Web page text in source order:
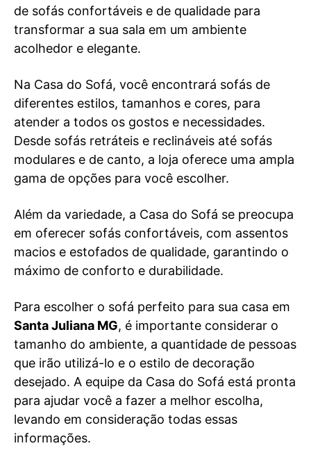
de sofás confortáveis e de qualidade para
transformar a sua sala em um ambiente
acolhedor e elegante.
Na Casa do Sofá, você encontrará sofás de
diferentes estilos, tamanhos e cores, para
atender a todos os gostos e necessidades.
Desde sofás retráteis e reclináveis até sofás
modulares e de canto, a loja oferece uma ampla
gama de opções para você escolher.
Além da variedade, a Casa do Sofá se preocupa
em oferecer sofás confortáveis, com assentos
macios e estofados de qualidade, garantindo o
máximo de conforto e durabilidade.
Para escolher o sofá perfeito para sua casa em
Santa Juliana MG, é importante considerar o
tamanho do ambiente, a quantidade de pessoas
que irão utilizá-lo e o estilo de decoração
desejado. A equipe da Casa do Sofá está pronta
para ajudar você a fazer a melhor escolha,
levando em consideração todas essas
informações.